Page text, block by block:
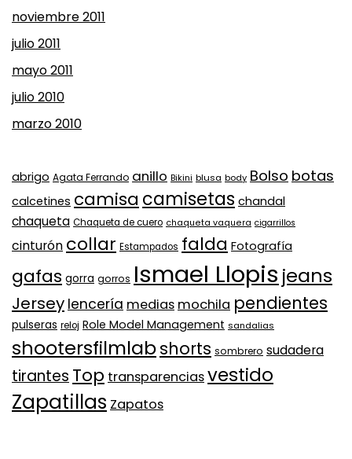
noviembre 2011
julio 2011
mayo 2011
julio 2010
marzo 2010
abrigo Agata Ferrando anillo Bikini blusa body Bolso botas
calcetines camisa camisetas chandal
chaqueta Chaqueta de cuero chaqueta vaquera cigarrillos
cinturón collar Estampados falda Fotografía
gafas gorra gorros Ismael Llopis jeans
Jersey lencería medias mochila pendientes
pulseras reloj Role Model Management sandalias
shootersfilmlabshorts sombrero sudadera
tirantes Top transparenciasvestido
Zapatillas Zapatos